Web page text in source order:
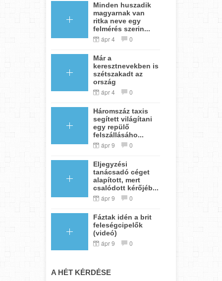
Minden huszadik
magyarnak van
ritka neve egy
felmérés szerin...
ápr 4 0
Már a
keresztnevekben is
szétszakadt az
ország
ápr 4 0
Háromszáz taxis
segített világítani
egy repülő
felszállásáho...
ápr 9 0
Eljegyzési
tanácsadó céget
alapított, mert
csalódott kérőjéb...
ápr 9 0
Fáztak idén a brit
feleségcipelők
(videó)
ápr 9 0
A HÉT KÉRDÉSE